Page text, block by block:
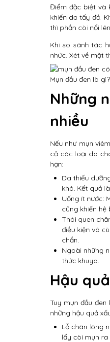
Điểm đặc biệt và
khiến da tấy đỏ.
thì phần còi nổi
Khi so sánh tác
nhức. Xét về mặt
Mụn đầu đen là gì?
Những
nhiều
Nếu như mụn
cả các loại da
hạn:
Da thiếu
khô. Kết quả
Uống ít nước:
cũng khiến hệ
Thói quen
điều kiện vô
chắn.
Ngoài những
thức khuya.
Hậu
Tuy mụn đầu
những hậu quả
Lỗ chân lông
lấy còi mụn